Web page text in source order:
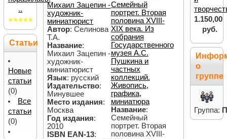
Михаил Зацепин -
художник-
миниатюрист
Автор: Селинова
Т.А.
Название:
Михаил Зацепин -
художник-
миниатюрист
Язык: русский
Издательство:
Минувшее
Место издания:
Москва
Год издания:
2010
ISBN EAN-13:
Семейный
портрет. Вторая
половина XVIII-
XIX века. Из
собрания
Государственного
музея А.С.
Пушкина и
частных
коллекций.
Живопись,
графика,
миниатюра
Название:
Семейный
портрет. Вторая
половина XVIII-
..
Статьи
Новые
статьи
(0)
Все
статьи
(0)
1.150,00
руб.
о
группе
Группа: